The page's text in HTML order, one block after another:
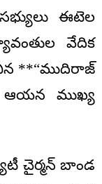
ఈటెల
వేదిక
**“ముదిరాజ్
ఆయన ముఖ్య
చైర్మన్ బాండ